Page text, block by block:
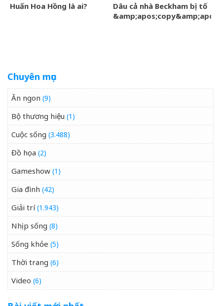
Huấn Hoa Hồng là ai?
Dâu cả nhà Beckham bị tố
&amp;apos;copy&amp;apos;
Chuyên mục
Ăn ngon (9)
Bộ thương hiệu (1)
Cuộc sống (3.488)
Đồ họa (2)
Gameshow (1)
Gia đình (42)
Giải trí(1.943)
Nhịp sống (8)
Sống khỏe (5)
Thời trang (6)
Video (6)